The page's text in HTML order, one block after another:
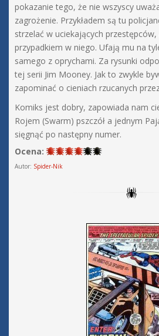
pokazanie tego, że nie wszyscy
zagrożenie. Przykładem są tu
strzelać w uciekających
przypadkiem w niego. Ufają mu na
samego z oprychami. Za rysunki
tej serii Jim Mooney. Jak to zwykle
zapominać o cieniach rzucanych
Komiks jest dobry, zapowiada nam
Rojem (Swarm) pszczół a jednym
sięgnąć po następny numer.
Ocena:
Autor: Spider-Nik